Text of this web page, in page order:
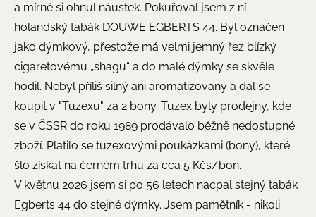
a mírně si ohnul náustek. Pokuřoval jsem z ní
holandský tabák DOUWE EGBERTS 44. Byl označen
jako dýmkový, přestože má velmi jemný řez blízký
cigaretovému „shagu“ a do malé dýmky se skvěle
hodil. Nebyl příliš silný ani aromatizovaný a dal se
koupit v "Tuzexu" za 2 bony. Tuzex byly prodejny, kde
se v ČSSR do roku 1989 prodávalo běžně nedostupné
zboží. Platilo se tuzexovými poukázkami (bony), které
šlo získat na černém trhu za cca 5 Kčs/bon.
V květnu 2026 jsem si po 56 letech nacpal stejný tabák
Egberts 44 do stejné dýmky. Jsem pamětník - nikoli